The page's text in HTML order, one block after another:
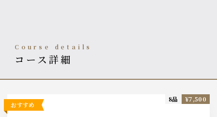
course details
コース詳細
おすすめ
8品 ¥7,500